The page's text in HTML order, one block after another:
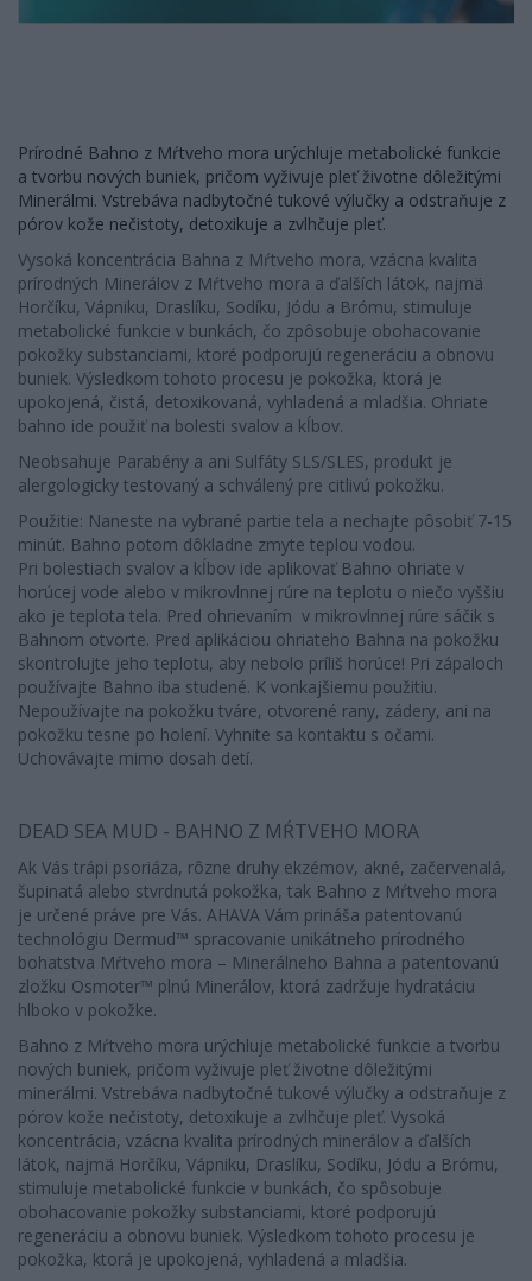
Prírodné Bahno z Mŕtveho mora urýchluje metabolické funkcie
a tvorbu nových buniek, pričom vyživuje pleť životne dôležitými
Minerálmi. Vstrebáva nadbytočné tukové výlučky a odstraňuje z
pórov kože nečistoty, detoxikuje a zvlhčuje pleť.
Vysoká koncentrácia Bahna z Mŕtveho mora, vzácna kvalita
prírodných Minerálov z Mŕtveho mora a ďalších látok, najmä
Horčíku, Vápniku, Draslíku, Sodíku, Jódu a Brómu, stimuluje
metabolické funkcie v bunkách, čo zpôsobuje obohacovanie
pokožky substanciami, ktoré podporujú regeneráciu a obnovu
buniek. Výsledkom tohoto procesu je pokožka, ktorá je
upokojená, čistá, detoxikovaná, vyhladená a mladšia. Ohriate
bahno ide použiť na bolesti svalov a kĺbov.
Neobsahuje Parabény a ani Sulfáty SLS/SLES, produkt je
alergologicky testovaný a schválený pre citlivú pokožku.
Použitie: Naneste na vybrané partie tela a nechajte pôsobiť 7-15
minút. Bahno potom dôkladne zmyte teplou vodou.
Pri bolestiach svalov a kĺbov ide aplikovať Bahno ohriate v
horúcej vode alebo v mikrovlnnej rúre na teplotu o niečo vyššiu
ako je teplota tela. Pred ohrievaním v mikrovlnnej rúre sáčik s
Bahnom otvorte. Pred aplikáciou ohriateho Bahna na pokožku
skontrolujte jeho teplotu, aby nebolo príliš horúce! Pri zápaloch
používajte Bahno iba studené. K vonkajšiemu použitiu.
Nepoužívajte na pokožku tváre, otvorené rany, zádery, ani na
pokožku tesne po holení. Vyhnite sa kontaktu s očami.
Uchovávajte mimo dosah detí.
DEAD SEA MUD - BAHNO Z MŔTVEHO MORA
Ak Vás trápi psoriáza, rôzne druhy ekzémov, akné, začervenalá,
šupinatá alebo stvrdnutá pokožka, tak Bahno z Mŕtveho mora
je určené práve pre Vás. AHAVA Vám prináša patentovanú
technológiu Dermud™ spracovanie unikátneho prírodného
bohatstva Mŕtveho mora – Minerálneho Bahna a patentovanú
zložku Osmoter™ plnú Minerálov, ktorá zadržuje hydratáciu
hlboko v pokožke.
Bahno z Mŕtveho mora urýchluje metabolické funkcie a tvorbu
nových buniek, pričom vyživuje pleť životne dôležitými
minerálmi. Vstrebáva nadbytočné tukové výlučky a odstraňuje z
pórov kože nečistoty, detoxikuje a zvlhčuje pleť. Vysoká
koncentrácia, vzácna kvalita prírodných minerálov a ďalších
látok, najmä Horčíku, Vápniku, Draslíku, Sodíku, Jódu a Brómu,
stimuluje metabolické funkcie v bunkách, čo spôsobuje
obohacovanie pokožky substanciami, ktoré podporujú
regeneráciu a obnovu buniek. Výsledkom tohoto procesu je
pokožka, ktorá je upokojená, vyhladená a mladšia.